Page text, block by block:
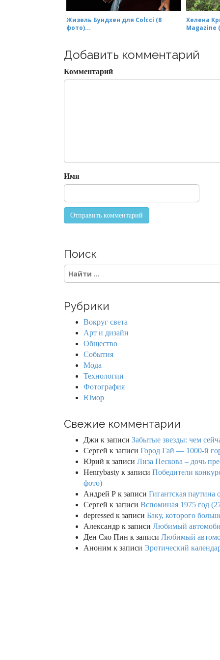
Жизель Бундхен для Colcci (8
фото)...
Хелена
Magazine
Добавить комментарий
Комментарий
Имя
Поиск
S
e
c
Рубрики
Вокруг света
Арт и дизайн
Общество
События
Мода
Технологии
Фотография
Юмор
Свежие комментарии
Джи к записи Забытые звезды: чем
Сергей к записи Город Гай — 1000-й
Юрий к записи Лиза Пескова – дочь
Henrybasty к записи Победители
фото)
Андрей Р к записи Гигантская паутина
Сергей к записи Вспоминая 1975 год
depressed к записи Баку, которого
Александр к записи Любимый
Ден Сяо Пин к записи Любимый
Аноним к записи Эротический